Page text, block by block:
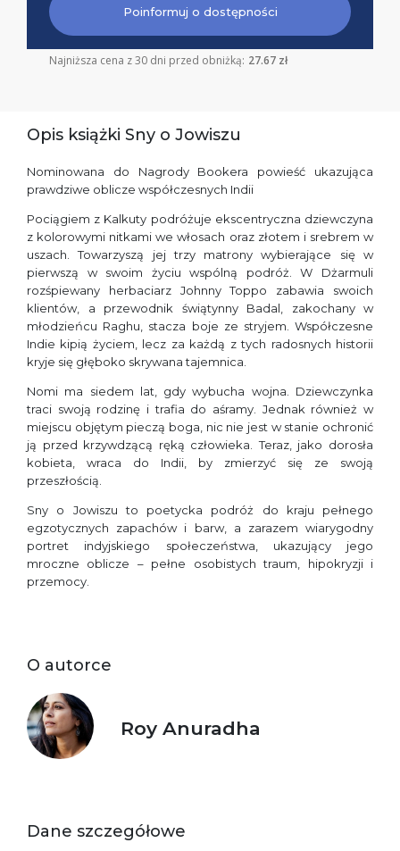
Poinformuj o dostępności
Najniższa cena z 30 dni przed obniżką: 27.67 zł
Opis książki Sny o Jowiszu
Nominowana do Nagrody Bookera powieść ukazująca
prawdziwe oblicze współczesnych Indii
Pociągiem z Kalkuty podróżuje ekscentryczna dziewczyna
z kolorowymi nitkami we włosach oraz złotem i srebrem w
uszach. Towarzyszą jej trzy matrony wybierające się w
pierwszą w swoim życiu wspólną podróż. W Dżarmuli
rozśpiewany herbaciarz Johnny Toppo zabawia swoich
klientów, a przewodnik świątynny Badal, zakochany w
młodzieńcu Raghu, stacza boje ze stryjem. Współczesne
Indie kipią życiem, lecz za każdą z tych radosnych historii
kryje się głęboko skrywana tajemnica.
Nomi ma siedem lat, gdy wybucha wojna. Dziewczynka
traci swoją rodzinę i trafia do aśramy. Jednak również w
miejscu objętym pieczą boga, nic nie jest w stanie ochronić
ją przed krzywdzącą ręką człowieka. Teraz, jako dorosła
kobieta, wraca do Indii, by zmierzyć się ze swoją
przeszłością.
Sny o Jowiszu to poetycka podróż do kraju pełnego
egzotycznych zapachów i barw, a zarazem wiarygodny
portret indyjskiego społeczeństwa, ukazujący jego
mroczne oblicze – pełne osobistych traum, hipokryzji i
przemocy.
O autorce
Roy Anuradha
Dane szczegółowe